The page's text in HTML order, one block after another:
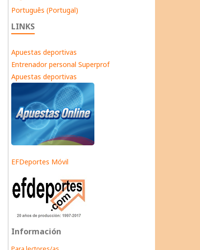
Português (Portugal)
LINKS
Apuestas deportivas
Entrenador personal Superprof
Apuestas deportivas
EFDeportes Móvil
Información